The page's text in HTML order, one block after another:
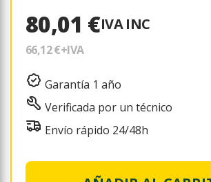
80,01 €IVA INC
66,12 €+IVA
Garantía 1 año
Verificada por un técnico
Envío rápido 24/48h